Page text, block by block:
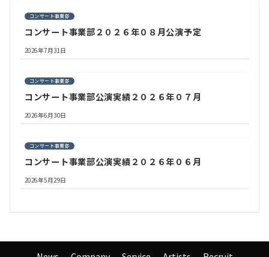
コンサート事業部
コンサート事業部２０２６年０８月公演予定
2026年7月31日
コンサート事業部
コンサート事業部公演実績２０２６年０７月
2026年6月30日
コンサート事業部
コンサート事業部公演実績２０２６年０６月
2026年5月29日